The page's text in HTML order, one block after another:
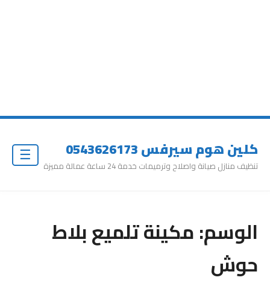
كلين هوم سيرفس 0543626173
تنظيف منازل صيانة واصلاح وترميمات خدمة 24 ساعة عمالة مميزة
الوسم:مكينة تلميع بلاط
حوش